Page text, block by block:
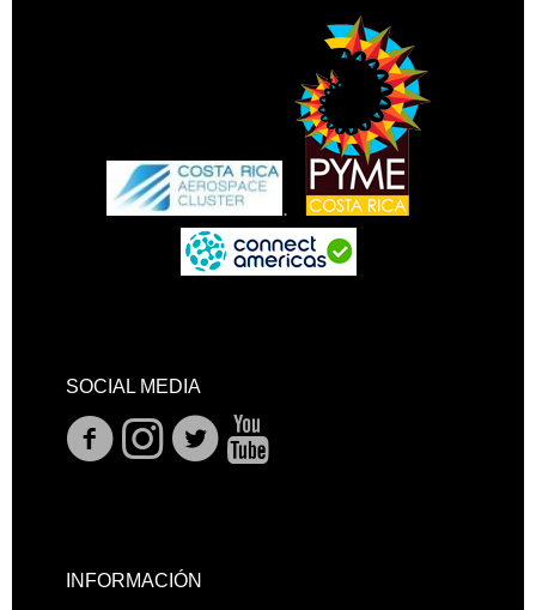
.
SOCIAL MEDIA
INFORMACIÓN